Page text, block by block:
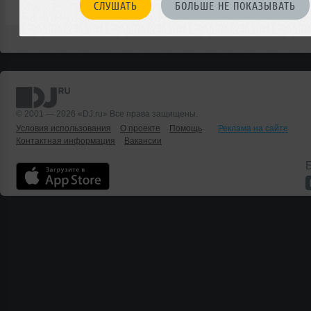
СЛУШАТЬ БОЛЬШЕ НЕ ПОКАЗЫВАТЬ
© 2001 — 2026 «DJ.ru» Все права защищены.
Условия использования
О проекте Помощь
Реклама на сайте
Контактная информация
Вакансии